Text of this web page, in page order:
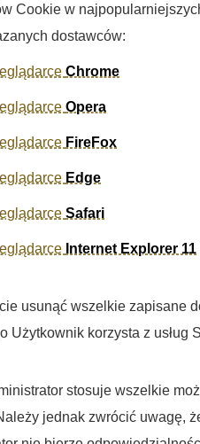
Cookie w
dostawców:
Chrome
Opera
FireFox
Edge
Safari
Internet Explorer 11
usunąć wszelkie zapisane
Użytkownik korzysta z usług
stosuje wszelkie
jednak zwrócić uwagę,